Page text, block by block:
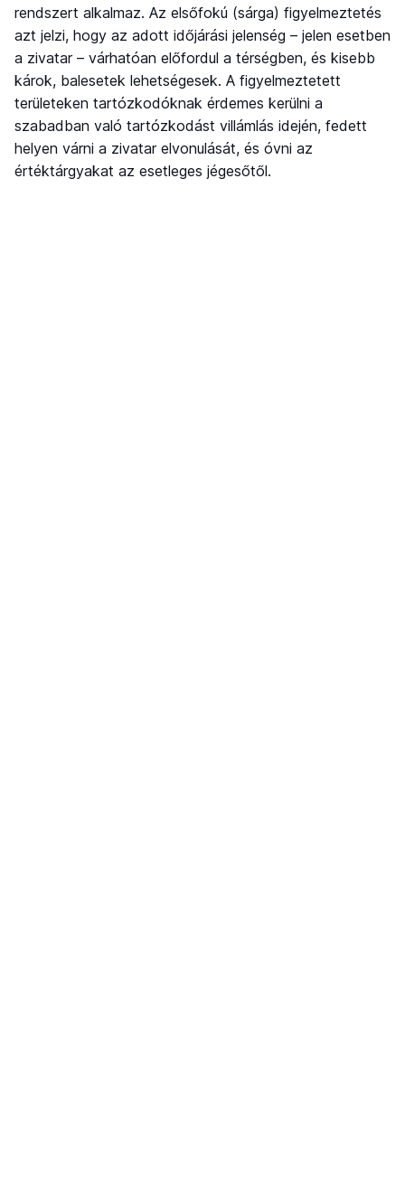
rendszert alkalmaz. Az elsőfokú (sárga) figyelmeztetés
azt jelzi, hogy az adott időjárási jelenség – jelen esetben
a zivatar – várhatóan előfordul a térségben, és kisebb
károk, balesetek lehetségesek. A figyelmeztetett
területeken tartózkodóknak érdemes kerülni a
szabadban való tartózkodást villámlás idején, fedett
helyen várni a zivatar elvonulását, és óvni az
értéktárgyakat az esetleges jégesőtől.